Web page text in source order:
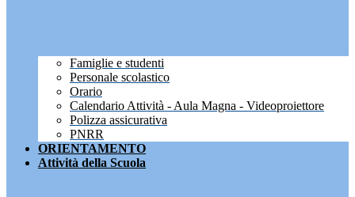
Famiglie e studenti
Personale scolastico
Orario
Calendario Attività - Aula Magna - Videoproiettore
Polizza assicurativa
PNRR
ORIENTAMENTO
Attività della Scuola